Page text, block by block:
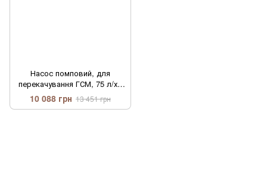
Насос помповий, для
перекачування ГСМ, 75 л/хв
12 В (ДК Дорожня карта DK-
EX56)
10 088 грн 13 451 грн